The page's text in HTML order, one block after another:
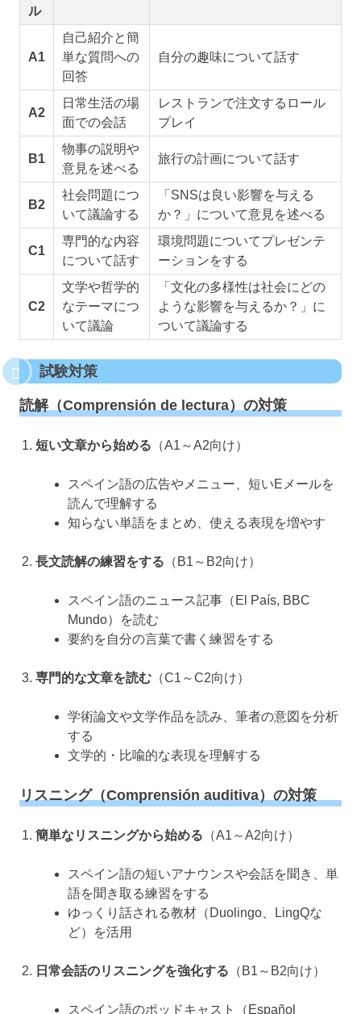
ル
A1
自己紹介と簡
単な質問への
回答
自分の趣味について話す
A2
日常生活の場
面での会話
レストランで注文するロール
プレイ
B1
物事の説明や
意見を述べる
旅行の計画について話す
B2
社会問題につ
いて議論する
「SNSは良い影響を与える
か？」について意見を述べる
C1
専門的な内容
について話す
環境問題についてプレゼンテ
ーションをする
C2
文学や哲学的
なテーマにつ
いて議論
「文化の多様性は社会にどの
ような影響を与えるか？」に
ついて議論する
試験対策
読解（Comprensión de lectura）の対策
短い文章から始める （A1～A2向け）
スペイン語の広告やメニュー、短いEメールを
読んで理解する
知らない単語をまとめ、使える表現を増やす
長文読解の練習をする （B1～B2向け）
スペイン語のニュース記事（El País, BBC
Mundo）を読む
要約を自分の言葉で書く練習をする
専門的な文章を読む （C1～C2向け）
学術論文や文学作品を読み、筆者の意図を分析
する
文学的・比喩的な表現を理解する
リスニング（Comprensión auditiva）の対策
簡単なリスニングから始める （A1～A2向け）
スペイン語の短いアナウンスや会話を聞き、単
語を聞き取る練習をする
ゆっくり話される教材（Duolingo、LingQな
ど）を活用
日常会話のリスニングを強化する （B1～B2向け）
スペイン語のポッドキャスト（Español